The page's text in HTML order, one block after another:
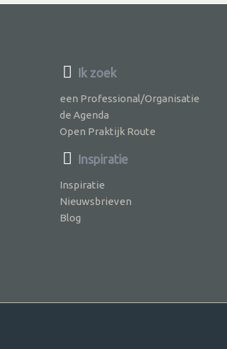
Ik zoek
een Professional/Organisatie
de Agenda
Open Praktijk Route
Inspiratie
Inspiratie
Nieuwsbrieven
Blog